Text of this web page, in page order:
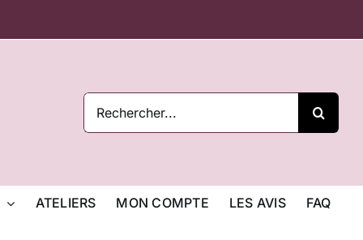
Rechercher:
ATELIERS MON COMPTE LES AVIS FAQ